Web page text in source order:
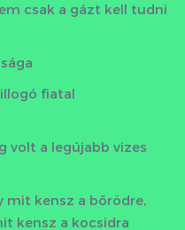
csak a gázt kell tudni
fiatal
volt a legújabb vizes
mit kensz a bőrödre,
kensz a kocsidra